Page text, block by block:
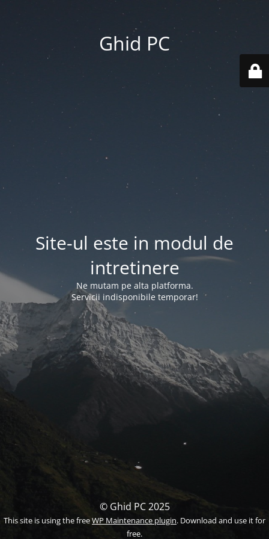
Ghid PC
Site-ul este in modul de
intretinere
Ne mutam pe alta platforma.
Servicii indisponibile temporar!
© Ghid PC 2025
This site is using the freeWP Maintenance plugin. Download and use it for
free.